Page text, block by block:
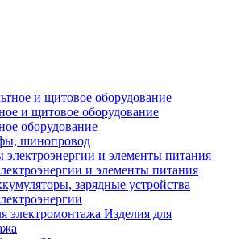
и щитовое оборудование
оборудование
шинопровод
и элементы питания
зарядные устройства
Изделия для